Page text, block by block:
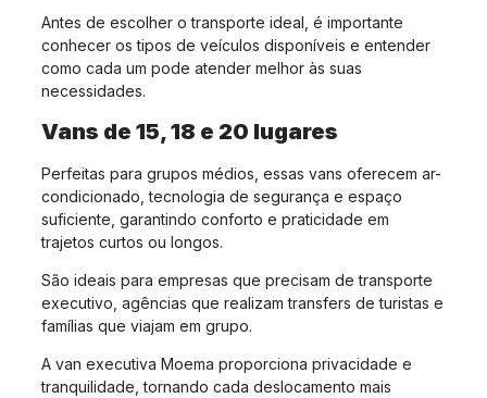
Antes de escolher o transporte ideal, é importante
conhecer os tipos de veículos disponíveis e entender
como cada um pode atender melhor às suas
necessidades.
Vans de 15, 18 e 20 lugares
Perfeitas para grupos médios, essas vans oferecem ar-
condicionado, tecnologia de segurança e espaço
suficiente, garantindo conforto e praticidade em
trajetos curtos ou longos.
São ideais para empresas que precisam de transporte
executivo, agências que realizam transfers de turistas e
famílias que viajam em grupo.
A van executiva Moema proporciona privacidade e
tranquilidade, tornando cada deslocamento mais